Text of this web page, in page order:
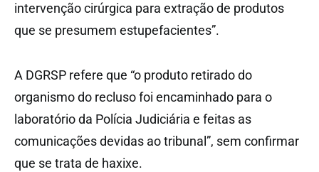
intervenção cirúrgica para extração de produtos
que se presumem estupefacientes”.
A DGRSP refere que “o produto retirado do
organismo do recluso foi encaminhado para o
laboratório da Polícia Judiciária e feitas as
comunicações devidas ao tribunal”, sem confirmar
que se trata de haxixe.